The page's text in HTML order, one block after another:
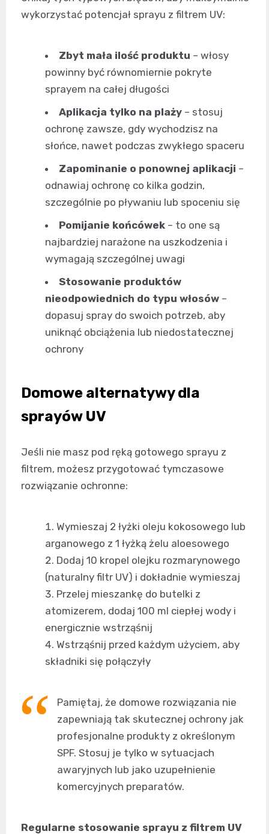
wykorzystać potencjał sprayu z filtrem UV:
Zbyt mała ilość produktu – włosy
powinny być równomiernie pokryte
sprayem na całej długości
Aplikacja tylko na plaży – stosuj
ochronę zawsze, gdy wychodzisz na
słońce, nawet podczas zwykłego spaceru
Zapominanie o ponownej aplikacji –
odnawiaj ochronę co kilka godzin,
szczególnie po pływaniu lub spoceniu się
Pomijanie końcówek – to one są
najbardziej narażone na uszkodzenia i
wymagają szczególnej uwagi
Stosowanie produktów
nieodpowiednich do typu włosów –
dopasuj spray do swoich potrzeb, aby
uniknąć obciążenia lub niedostatecznej
ochrony
Domowe alternatywy dla
sprayów UV
Jeśli nie masz pod ręką gotowego sprayu z
filtrem, możesz przygotować tymczasowe
rozwiązanie ochronne:
Wymieszaj 2 łyżki oleju kokosowego lub
arganowego z 1 łyżką żelu aloesowego
Dodaj 10 kropel olejku rozmarynowego
(naturalny filtr UV) i dokładnie wymieszaj
Przelej mieszankę do butelki z
atomizerem, dodaj 100 ml ciepłej wody i
energicznie wstrząśnij
Wstrząśnij przed każdym użyciem, aby
składniki się połączyły
Pamiętaj, że domowe rozwiązania nie
zapewniają tak skutecznej ochrony jak
profesjonalne produkty z określonym
SPF. Stosuj je tylko w sytuacjach
awaryjnych lub jako uzupełnienie
komercyjnych preparatów.
Regularne stosowanie sprayu z filtrem UV